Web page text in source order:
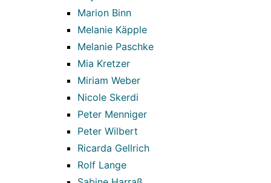
Marion Binn
Melanie Käpple
Melanie Paschke
Mia Kretzer
Miriam Weber
Nicole Skerdi
Peter Menniger
Peter Wilbert
Ricarda Gellrich
Rolf Lange